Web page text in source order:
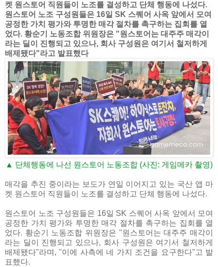
켓 원스토어 직원들이 노조를 결성하고 단체 행동에 나섰다.
원스토어 노조 구성원들은 16일 SK 스퀘어 사옥 앞에서 모여
공정한 가치 평가와 투명한 매각 절차를 촉구하는 집회를 열
었다. 황순기 노동조합 위원장은 "원스토어는 대주주 매각이
라는 딜이 진행되고 있으나, 회사 구성원은 여기서 철저하게
배제됐다"라고 발표했다
▲ 단체행동에 나선 원스토어 노동조합 (사진: 게임메카 촬영)
매각을 추진 중이라는 보도가 연일 이어지고 있는 국산 앱 마
켓 원스토어 직원들이 노조를 결성하고 단체 행동에 나섰다.
원스토어 노조 구성원들은 16일 SK 스퀘어 사옥 앞에서 모여
공정한 가치 평가와 투명한 매각 절차를 촉구하는 집회를 열
었다. 황순기 노동조합 위원장은 "원스토어는 대주주 매각이
라는 딜이 진행되고 있으나, 회사 구성원은 여기서 철저하게
배제됐다"라며, "이에 사측에 네 가지 조건을 요구한다"고 발
표했다.